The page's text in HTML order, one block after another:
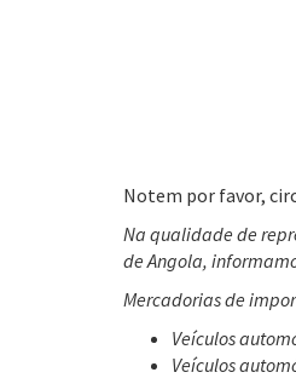
Notem por favor,
Na qualidade de
de Angola,
Mercadorias de
Veículos
Veículos